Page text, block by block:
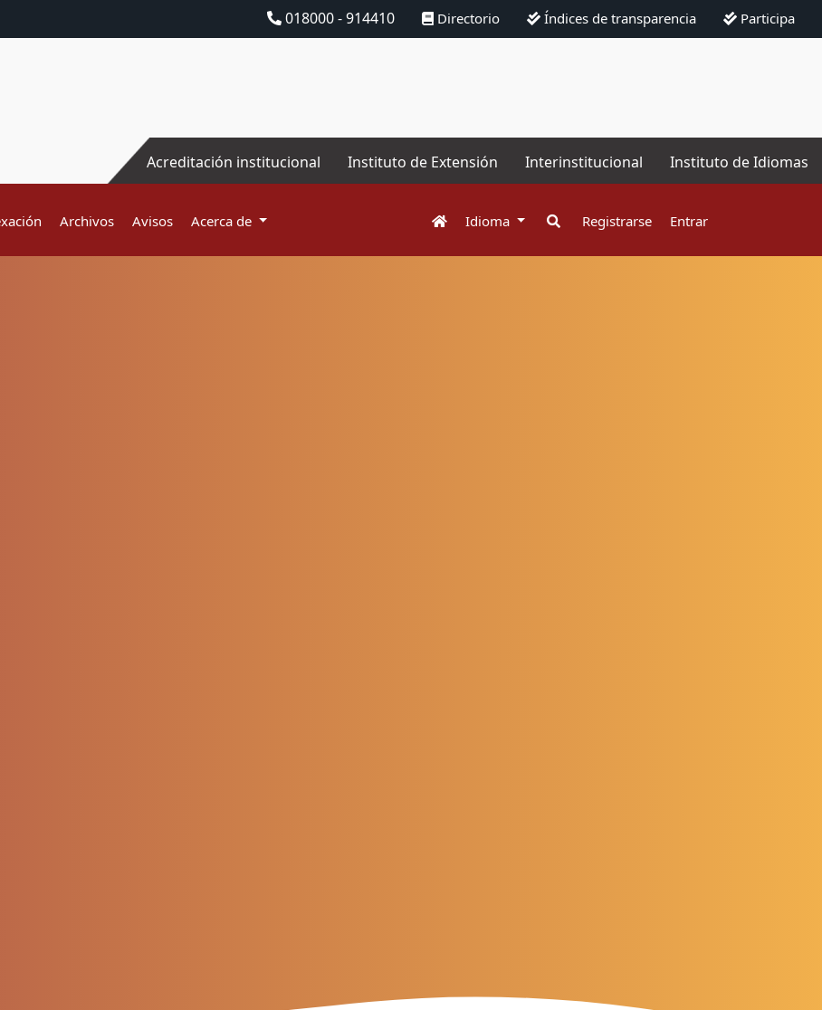
018000 - 914410 Directorio Índices de transparencia Participa
Acreditación institucional Instituto de Extensión Interinstitucional Instituto de Idiomas
Archivos Avisos Acerca de Idioma Registrarse Entrar